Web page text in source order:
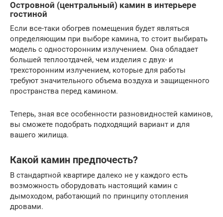
Островной (центральный) камин в интерьере
гостиной
Если все-таки обогрев помещения будет являться
определяющим при выборе камина, то стоит выбирать
модель с односторонним излучением. Она обладает
большей теплоотдачей, чем изделия с двух- и
трехсторонним излучением, которые для работы
требуют значительного объема воздуха и защищенного
пространства перед камином.
Теперь, зная все особенности разновидностей каминов,
вы сможете подобрать подходящий вариант и для
вашего жилища.
Какой камин предпочесть?
В стандартной квартире далеко не у каждого есть
возможность оборудовать настоящий камин с
дымоходом, работающий по принципу отопления
дровами.